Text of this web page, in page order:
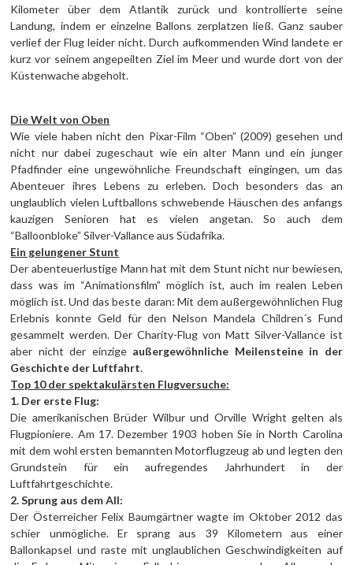
Kilometer über dem Atlantik zurück und kontrollierte seine
Landung, indem er einzelne Ballons zerplatzen ließ. Ganz sauber
verlief der Flug leider nicht. Durch aufkommenden Wind landete er
kurz vor seinem angepeilten Ziel im Meer und wurde dort von der
Küstenwache abgeholt.
Die Welt von Oben
Wie viele haben nicht den Pixar-Film “Oben” (2009) gesehen und
nicht nur dabei zugeschaut wie ein alter Mann und ein junger
Pfadfinder eine ungewöhnliche Freundschaft eingingen, um das
Abenteuer ihres Lebens zu erleben. Doch besonders das an
unglaublich vielen Luftballons schwebende Häuschen des anfangs
kauzigen Senioren hat es vielen angetan. So auch dem
“Balloonbloke” Silver-Vallance aus Südafrika.
Ein gelungener Stunt
Der abenteuerlustige Mann hat mit dem Stunt nicht nur bewiesen,
dass was im “Animationsfilm” möglich ist, auch im realen Leben
möglich ist. Und das beste daran: Mit dem außergewöhnlichen Flug
Erlebnis konnte Geld für den Nelson Mandela Children´s Fund
gesammelt werden. Der Charity-Flug von Matt Silver-Vallance ist
aber nicht der einzige außergewöhnliche Meilensteine in der
Geschichte der Luftfahrt.
Top 10 der spektakulärsten Flugversuche:
1. Der erste Flug:
Die amerikanischen Brüder Wilbur und Orville Wright gelten als
Flugpioniere. Am 17. Dezember 1903 hoben Sie in North Carolina
mit dem wohl ersten bemannten Motorflugzeug ab und legten den
Grundstein für ein aufregendes Jahrhundert in der
Luftfahrtgeschichte.
2. Sprung aus dem All:
Der Österreicher Felix Baumgärtner wagte im Oktober 2012 das
schier unmögliche. Er sprang aus 39 Kilometern aus einer
Ballonkapsel und raste mit unglaublichen Geschwindigkeiten auf